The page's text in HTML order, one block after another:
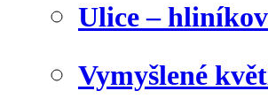
Ulice –
Vymyšlené